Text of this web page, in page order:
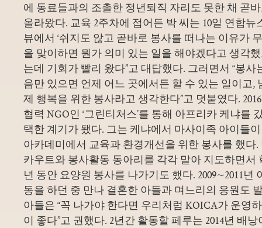
에 동료들과의 조촐한 정년퇴직 자리도 못한 채 곧
올라왔다. 교육 2주차에 접어든 박 씨는 10일 연합
뷰에서 ‘쉬지도 않고 곧바로 봉사를 떠나는 이유가
을 맞이하면 뭔가 의미 있는 일을 해야겠다고 생각
는데 기회가 빨리 왔다”고 대답했다. 그러면서 “봉
음만 있으면 언제 어느 곳에서든 할 수 있는 일이고,
제 행복을 위한 봉사라고 생각한다”고 덧붙였다.
협력 NGO인 ‘그린티처스’를 통해 아프리카 케냐를
택한 계기가 됐다. 그는 케냐에서 마사이족 아이들
아카데미에서 교육과 환경개선을 위한 봉사를 했다
카우트와 봉사활동 동아리를 각각 맡아 지도하면서
년 동안 요양원 봉사를 나가기도 했다. 2009∼2011년
동을 하던 중 만나 결혼한 아들과 며느리의 응원도
아들은 “꼭 나가야 한다면 우리처럼 KOICA가 운영
이 좋다”고 권했다. 2년간 활동할 페루는 2014년 배